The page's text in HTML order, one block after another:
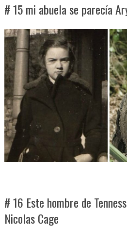
# 15 mi abuela se parecía
# 16 Este hombre de
Nicolas Cage